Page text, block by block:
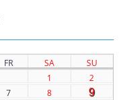
FR SA
SU
1
2
7 8
9